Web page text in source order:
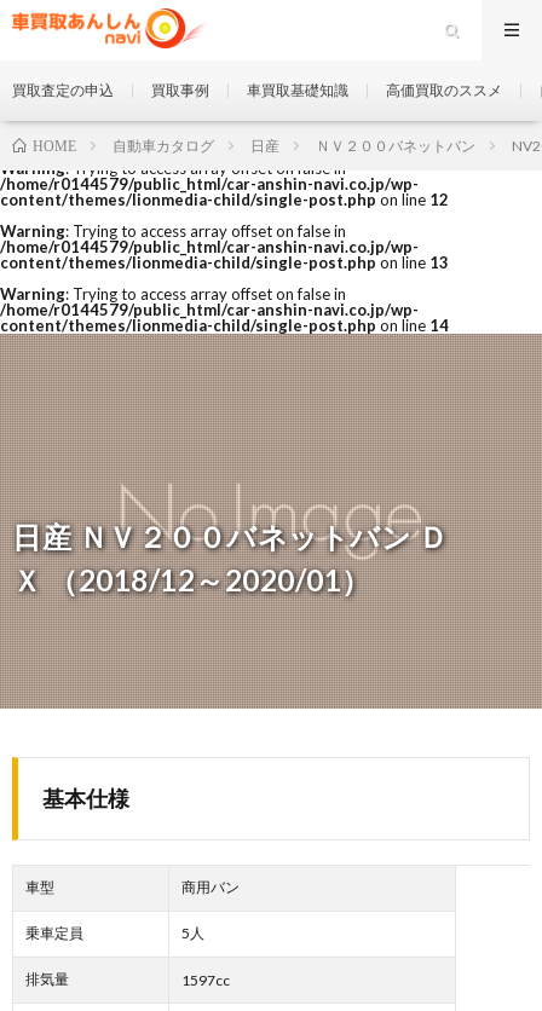
Warning: Trying to access array offset on false in
/home/r0144579/public_html/car-anshin-navi.co.jp/wp-
content/themes/lionmedia-child/single-post.php on line 12
Warning: Trying to access array offset on false in
/home/r0144579/public_html/car-anshin-navi.co.jp/wp-
content/themes/lionmedia-child/single-post.php on line 13
Warning: Trying to access array offset on false in
/home/r0144579/public_html/car-anshin-navi.co.jp/wp-
content/themes/lionmedia-child/single-post.php on line 14
買取査定の申込 買取事例 車買取基礎知識 高価買取のススメ
日産 ＮＶ２００バネットバン Ｄ
Ｘ （2018/12～2020/01）
HOME 自動車カタログ 日産 ＮＶ２００バネットバン
基本仕様
車型 商用バン
乗車定員 5人
排気量 1597cc